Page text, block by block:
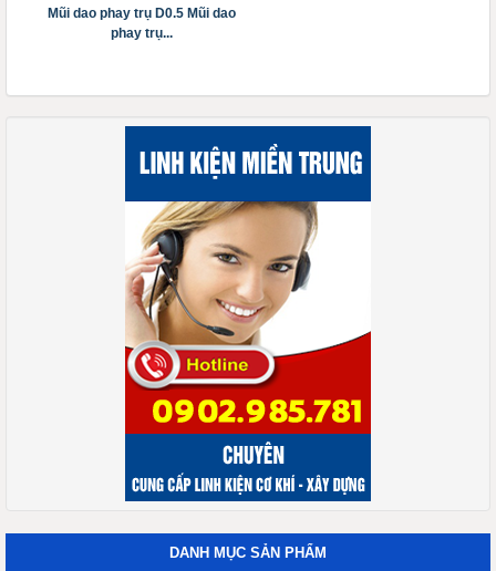
Mũi dao phay trụ D0.5 Mũi dao
phay trụ...
DANH MỤC SẢN PHẨM